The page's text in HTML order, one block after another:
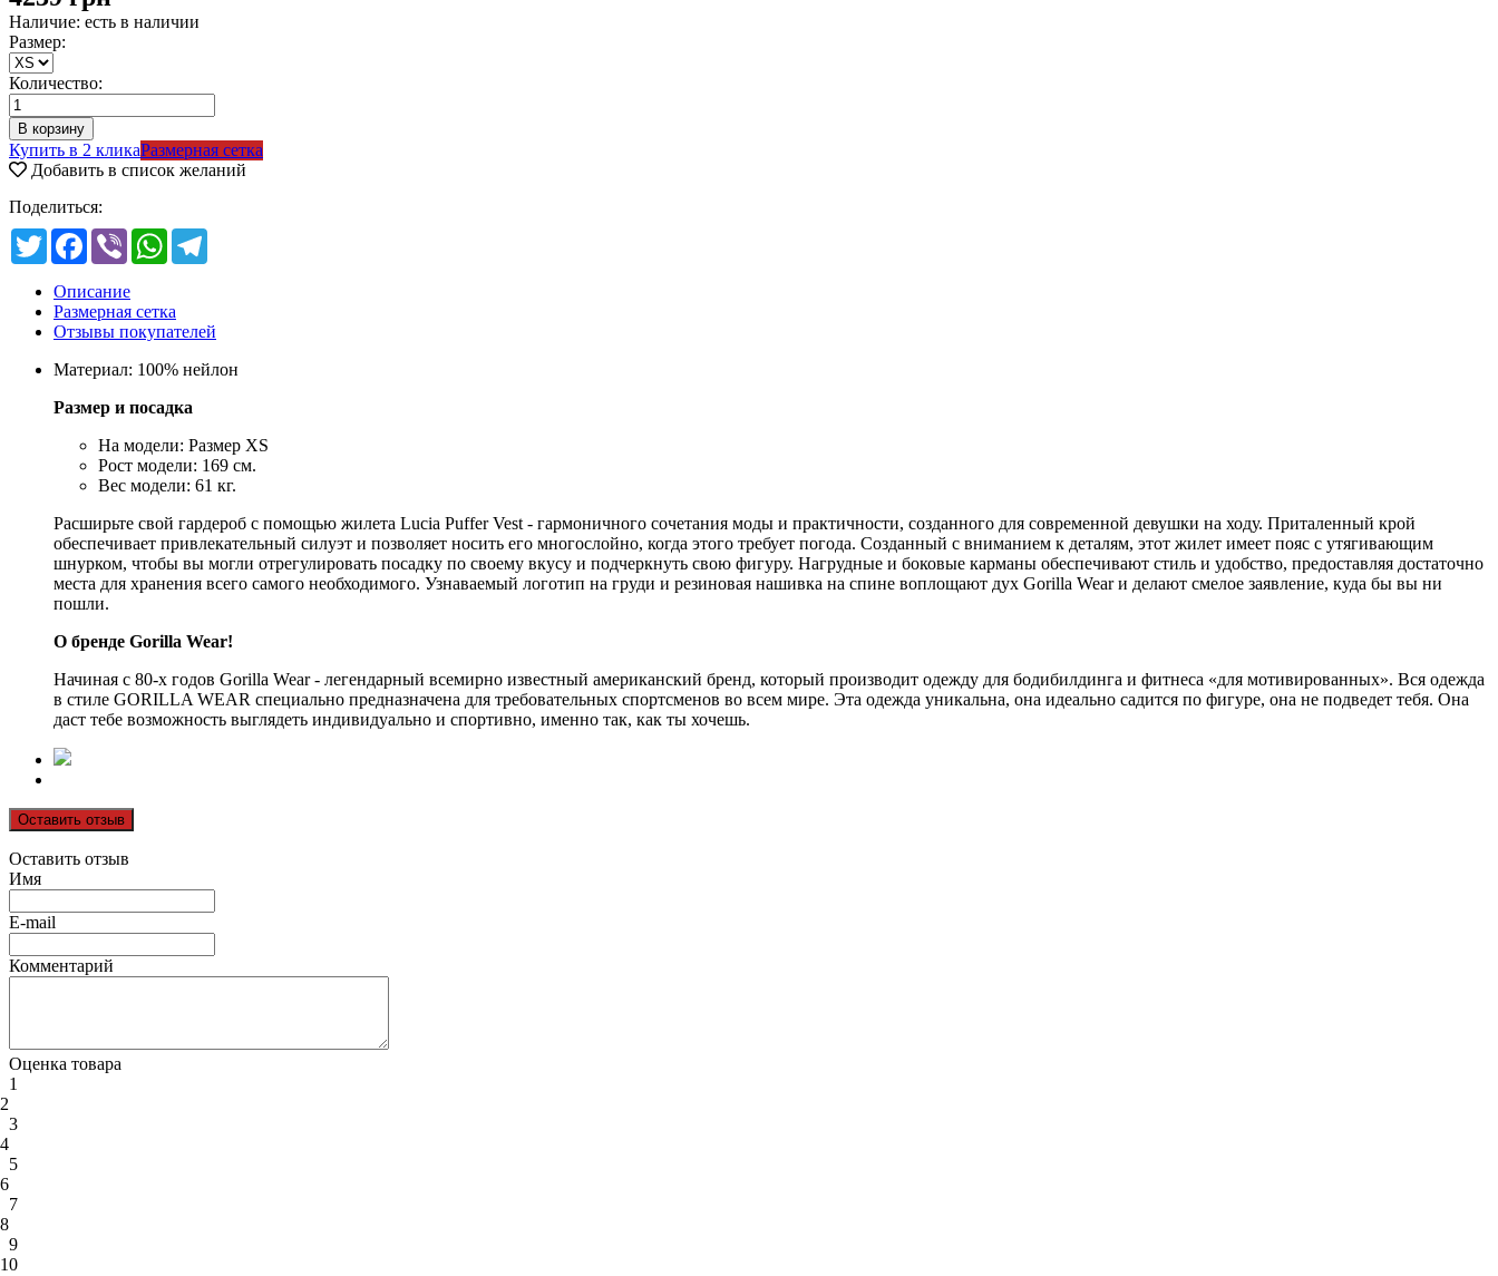
Наличие: есть в наличии
Размер:
Количество:
Купить в 2 кликаРазмерная сетка
Добавить в список желаний
Поделиться:
TwitterFacebook
Viber WhatsApp
Описание
Размерная сетка
Отзывы покупателей
Материал: 100% нейлон
Размер и посадка
На модели: Размер XS
Рост модели: 169 см.
Вес модели: 61 кг.
Расширьте свой гардероб с помощью жилета Lucia Puffer Vest - гармоничного сочетания моды и практичности, созданного для современной девушки на ходу. Приталенный крой
обеспечивает привлекательный силуэт и позволяет носить его многослойно, когда этого требует погода. Созданный с вниманием к деталям, этот жилет имеет пояс с утягивающим
шнурком, чтобы вы могли отрегулировать посадку по своему вкусу и подчеркнуть свою фигуру. Нагрудные и боковые карманы обеспечивают стиль и удобство, предоставляя достаточно
места для хранения всего самого необходимого. Узнаваемый логотип на груди и резиновая нашивка на спине воплощают дух Gorilla Wear и делают смелое заявление, куда бы вы ни
пошли.
О бренде Gorilla Wear!
Начиная с 80-х годов Gorilla Wear - легендарный всемирно известный американский бренд, который производит одежду для бодибилдинга и фитнеса «для мотивированных». Вся одежда
в стиле GORILLA WEAR специально предназначена для требовательных спортсменов во всем мире. Эта одежда уникальна, она идеально садится по фигуре, она не подведет тебя. Она
даст тебе возможность выглядеть индивидуально и спортивно, именно так, как ты хочешь.
Оставить отзыв
Оставить отзыв
Имя
E-mail
Комментарий
Оценка товара
1
2
3
4
5
6
7
8
9
10